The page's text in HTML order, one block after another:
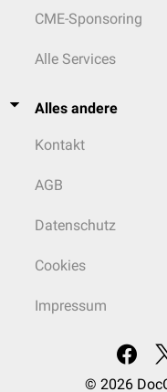
CME-Sponsoring
Alle Services
Alles andere
Kontakt
AGB
Datenschutz
Cookies
Impressum
© 2026